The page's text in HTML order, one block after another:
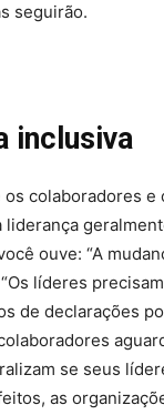
seguirão.
inclusiva
colaboradores e
liderança
ouve: “A
líderes
de declarações
se seus
as